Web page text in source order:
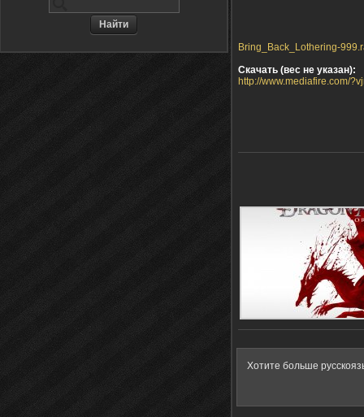
Bring_Back_Lothering-
Скачать (вес не указан):
http://www.mediafire.com/
Хотите больше